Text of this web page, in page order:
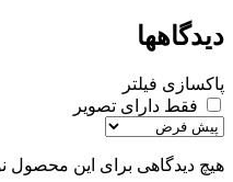
دیدگاهها
پاکسازی فیلتر
فقط دارای تصویر
هیچ دیدگاهی برای این محصول